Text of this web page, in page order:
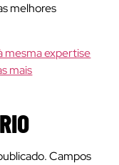
melhores
mesma expertise
mais
Campos